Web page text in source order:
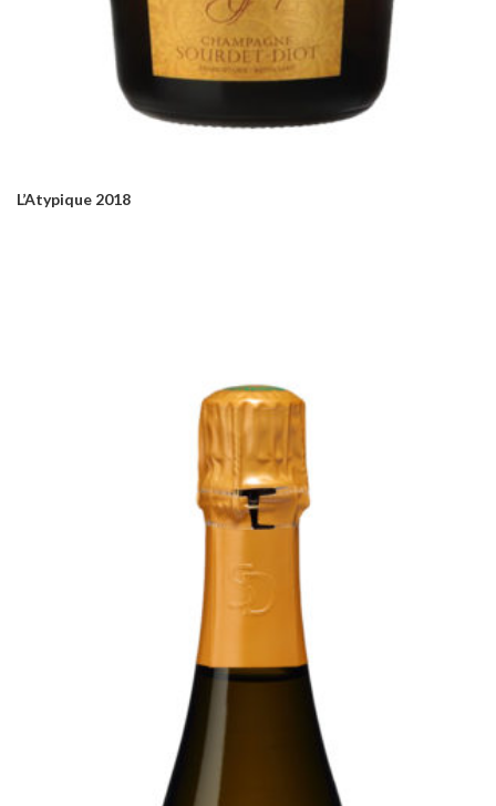
L’Atypique 2018